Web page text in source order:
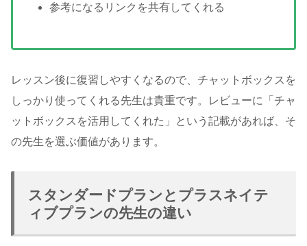
参考になるリンクを共有してくれる
レッスン後に復習しやすくなるので、チャットボックスを
しっかり使ってくれる先生は貴重です。レビューに「チャ
ットボックスを活用してくれた」という記載があれば、そ
の先生を選ぶ価値があります。
スタンダードプランとプラスネイテ
ィブプランの先生の違い